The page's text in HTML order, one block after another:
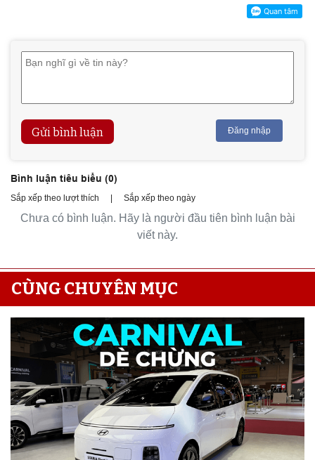
Gửi bình luận Đăng nhập
Bình luận tiêu biểu (0)
Sắp xếp theo lượt thích | Sắp xếp theo ngày
Chưa có bình luận. Hãy là người đầu tiên bình luận bài
viết này.
CÙNG CHUYÊN MỤC